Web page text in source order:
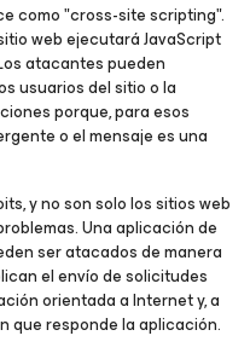
como "cross-site scripting".
web ejecutará JavaScript
atacantes pueden
usuarios del sitio o la
porque, para esos
o el mensaje es una
y no son solo los sitios web
Una aplicación de
ser atacados de manera
el envío de solicitudes
orientada a Internet y, a
que responde la aplicación.